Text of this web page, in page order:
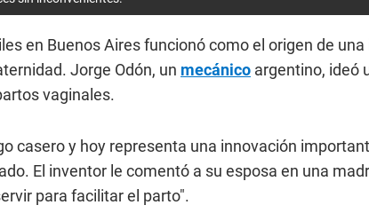
en Buenos Aires funcionó como el origen de una
Jorge Odón, un mecánico argentino, ideó
vaginales.
casero y hoy representa una innovación
El inventor le comentó a su esposa en una
para facilitar el parto".